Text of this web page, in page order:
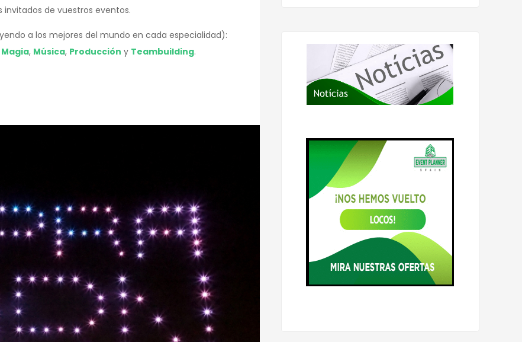
de vuestros eventos.
a los mejores del mundo en cada especialidad):
Magia, Música, Producción y Teambuilding.